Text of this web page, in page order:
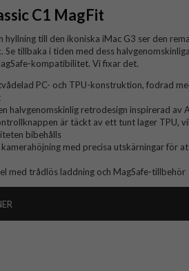
C1 MagFit
hyllning till den ikoniska iMac G3 ser den
Se tillbaka i tiden med dess
kompatibilitet. Vi fixar det.
PC- och TPU-konstruktion, fodrad
halvgenomskinlig retrodesign inspirerad av
är täckt av ett tunt lager TPU,
bibehålls
med precisa utskärningar för
med trådlös laddning och MagSafe-tillbehör